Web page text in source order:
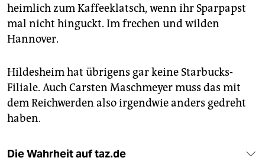
heimlich zum Kaffeeklatsch, wenn ihr Sparpapst
mal nicht hinguckt. Im frechen und wilden
Hannover.
Hildesheim hat übrigens gar keine Starbucks-
Filiale. Auch Carsten Maschmeyer muss das mit
dem Reichwerden also irgendwie anders gedreht
haben.
Die Wahrheit auf taz.de